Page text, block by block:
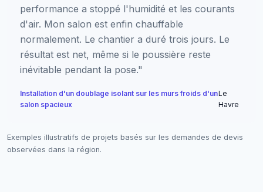
performance a stoppé l'humidité et les courants
d'air. Mon salon est enfin chauffable
normalement. Le chantier a duré trois jours. Le
résultat est net, même si le poussière reste
inévitable pendant la pose."
Installation d'un doublage isolant sur les murs froids d'un
salon spacieux
Le
Havre
Exemples illustratifs de projets basés sur les demandes de devis
observées dans la région.